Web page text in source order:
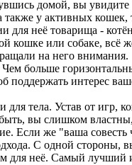
домой, вы увидите
у активных
для неё товарища -
или собаке, всё
на него внимания.
больше
интерес
тела. Устав от игр,
вы слишком
Если же "ваша
С одной стороны,
для неё. Самый